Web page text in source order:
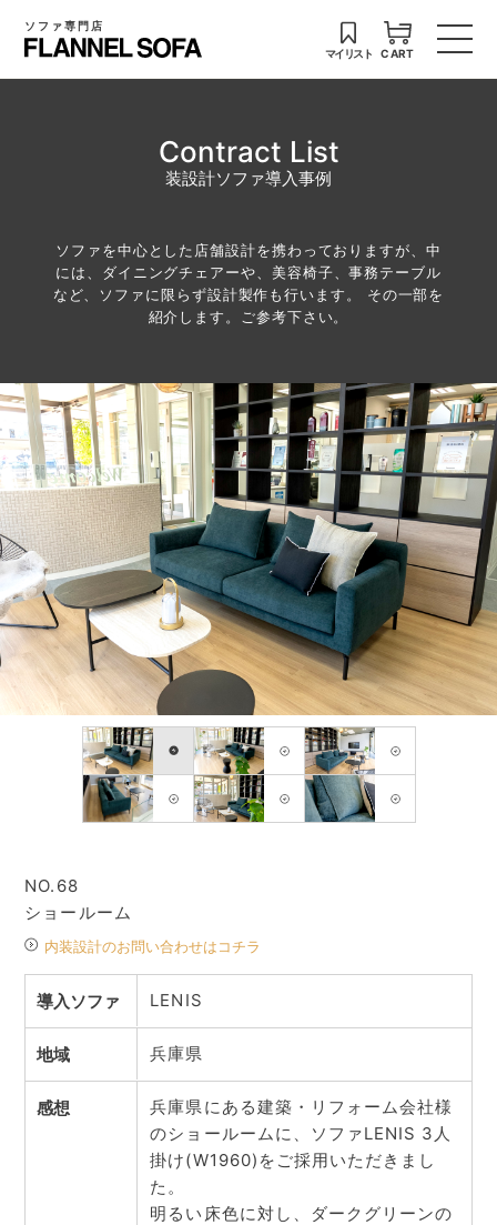
ソファ専門店
マイリスト CART
Contract List
装設計ソファ導入事例
ソファを中心とした店舗設計を携わっておりますが、中
には、ダイニングチェアーや、美容椅子、事務テーブル
など、ソファに限らず設計製作も行います。 その一部を
紹介します。ご参考下さい。
NO.68
ショールーム
内装設計のお問い合わせはコチラ
導入ソファ LENIS
地域 兵庫県
感想
兵庫県にある建築・リフォーム会社様
のショールームに、ソファLENIS 3人
掛け(W1960)をご採用いただきまし
た。
明るい床色に対し、ダークグリーンの